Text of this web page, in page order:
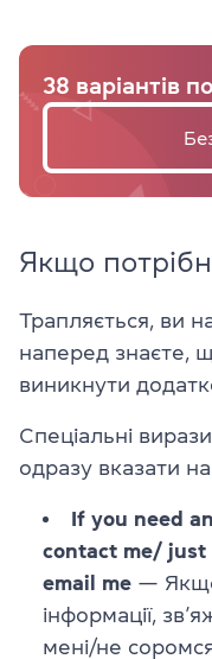
38 варіантів
Якщо
Трапляється, ви
наперед знаєте,
виникнути
Спеціальні
одразу вказати на
If you need
contact me/ just
email me — Якщо
інформації,
мені/не